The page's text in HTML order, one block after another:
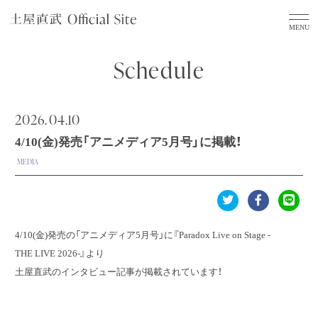
Schedule
2026.04.10
4/10(金)発売「アニメディア5月号」に掲載！
MEDIA
4/10(金)発売の「アニメディア5月号」に『Paradox Live on Stage -
THE LIVE 2026-』より
土屋直武のインタビュー記事が掲載されています！